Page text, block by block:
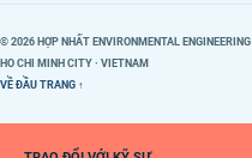
© 2026 HỢP NHẤT ENVIRONMENTAL ENGINEERING
HO CHI MINH CITY · VIETNAM
VỀ ĐẦU TRANG ↑